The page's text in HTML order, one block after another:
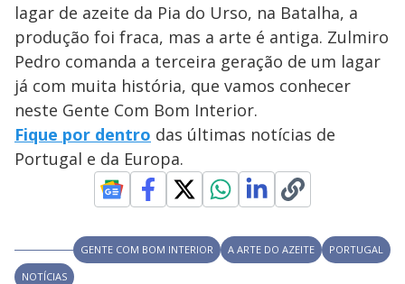
lagar de azeite da Pia do Urso, na Batalha, a
produção foi fraca, mas a arte é antiga. Zulmiro
Pedro comanda a terceira geração de um lagar
já com muita história, que vamos conhecer
neste Gente Com Bom Interior.
Fique por dentro das últimas notícias de
Portugal e da Europa.
GENTE COM BOM INTERIOR A ARTE DO AZEITE
PORTUGAL
NOTÍCIAS